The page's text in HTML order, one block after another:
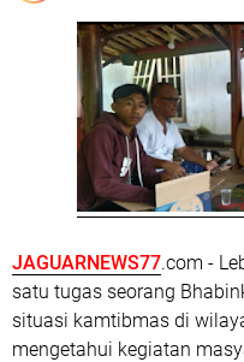
JAGUARNEWS77.com -
satu tugas seorang
situasi kamtibmas di
mengetahui kegiatan